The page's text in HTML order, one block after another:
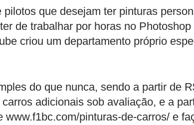
que desejam ter pinturas
de trabalhar por horas no
criou um departamento próprio
do que nunca, sendo a partir de
adicionais sob avaliação, e a
www.f1bc.com/pinturas-de-carros/ e